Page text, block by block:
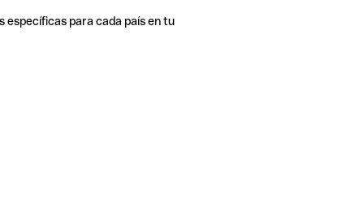
específicas para cada país en tu